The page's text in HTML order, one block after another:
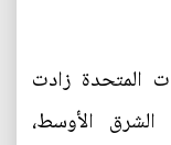
المتحدة زادت
الشرق الأوسط،